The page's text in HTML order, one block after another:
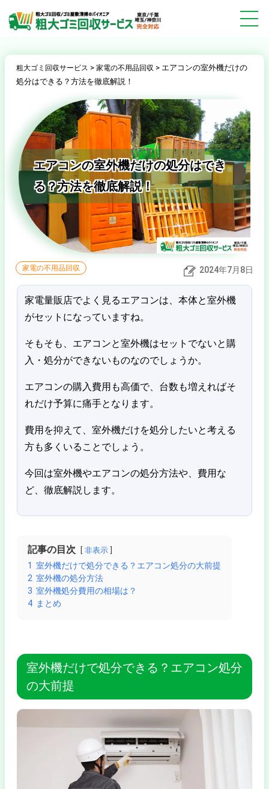
粗大ゴミ回収サービス > 家電の不用品回収 > エアコンの室外機だけの
処分はできる？方法を徹底解説！
エアコンの室外機だけの処分はでき
る？方法を徹底解説！
家電の不用品回収 2024年7月8日
家電量販店でよく見るエアコンは、本体と室外機
がセットになっていますね。
そもそも、エアコンと室外機はセットでないと購
入・処分ができないものなのでしょうか。
エアコンの購入費用も高価で、台数も増えればそ
れだけ予算に痛手となります。
費用を抑えて、室外機だけを処分したいと考える
方も多くいることでしょう。
今回は室外機やエアコンの処分方法や、費用な
ど、徹底解説します。
記事の目次 非表示
1 室外機だけで処分できる？エアコン処分の大前提
2 室外機の処分方法
3 室外機処分費用の相場は？
4 まとめ
室外機だけで処分できる？エアコン処分
の大前提